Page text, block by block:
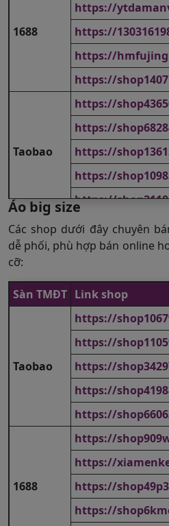
1688
https://
https://
https://
https://
Taobao
https://
https://
https://
https://
https://
https://
https://
https://
https://
Áo big size
Các shop dưới đây chuyên
dễ phối, phù hợp bán online
cỡ:
Sàn TMĐT Link shop
Taobao
https://
https://
https://
https://
https://
1688
https://
https://
https://
https://